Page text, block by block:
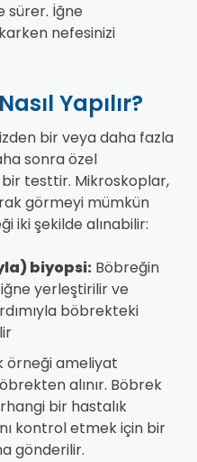
sürer. İğne
nefesinizi
Yapılır?
bir veya daha fazla
sonra özel
testtir. Mikroskoplar,
görmeyi mümkün
iki şekilde alınabilir:
biyopsi: Böbreğin
yerleştirilir ve
böbrekteki
örneği ameliyat
alınır. Böbrek
bir hastalık
kontrol etmek için bir
gönderilir.